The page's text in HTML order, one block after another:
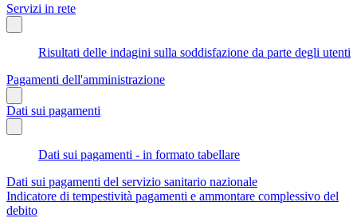
Servizi in rete
Risultati delle indagini sulla soddisfazione da parte degli utenti
Pagamenti dell'amministrazione
Dati sui pagamenti
Dati sui pagamenti - in formato tabellare
Dati sui pagamenti del servizio sanitario nazionale
Indicatore di tempestività pagamenti e ammontare complessivo del
debito